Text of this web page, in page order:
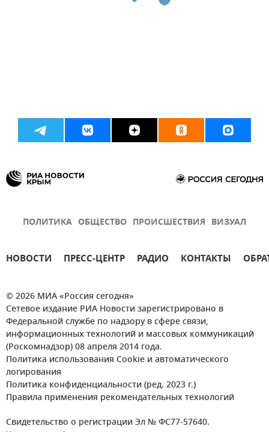
ПОЛИТИКА ОБЩЕСТВО ПРОИСШЕСТВИЯ ВИЗУАЛ
НОВОСТИ ПРЕСС-ЦЕНТР РАДИО КОНТАКТЫ
© 2026 МИА «Россия сегодня»
Сетевое издание РИА Новости зарегистрировано в
Федеральной службе по надзору в сфере связи,
информационных технологий и массовых коммуникаций
(Роскомнадзор) 08 апреля 2014 года.
Политика использования Cookie и автоматического
логирования
Политика конфиденциальности (ред. 2023 г.)
Правила применения рекомендательных технологий
Свидетельство о регистрации Эл № ФС77-57640.